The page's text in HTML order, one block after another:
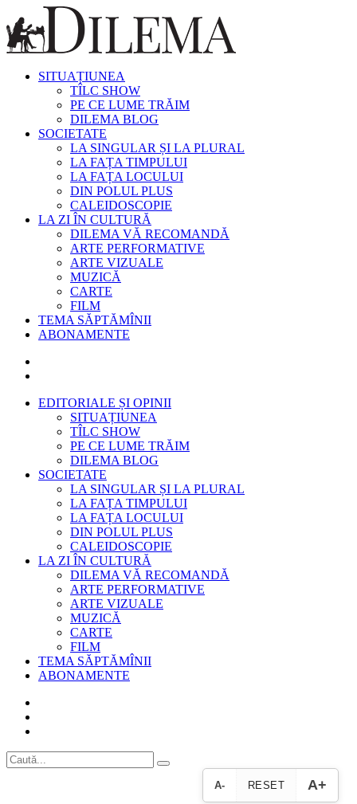
SITUAȚIUNEA
TÎLC SHOW
PE CE LUME TRĂIM
DILEMA BLOG
SOCIETATE
LA SINGULAR ȘI LA PLURAL
LA FAȚA TIMPULUI
LA FAȚA LOCULUI
DIN POLUL PLUS
CALEIDOSCOPIE
LA ZI ÎN CULTURĂ
DILEMA VĂ RECOMANDĂ
ARTE PERFORMATIVE
ARTE VIZUALE
MUZICĂ
CARTE
FILM
TEMA SĂPTĂMÎNII
ABONAMENTE
EDITORIALE ȘI OPINII
SITUAȚIUNEA
TÎLC SHOW
PE CE LUME TRĂIM
DILEMA BLOG
SOCIETATE
LA SINGULAR ȘI LA PLURAL
LA FAȚA TIMPULUI
LA FAȚA LOCULUI
DIN POLUL PLUS
CALEIDOSCOPIE
LA ZI ÎN CULTURĂ
DILEMA VĂ RECOMANDĂ
ARTE PERFORMATIVE
ARTE VIZUALE
MUZICĂ
CARTE
FILM
TEMA SĂPTĂMÎNII
ABONAMENTE
A- RESET A+